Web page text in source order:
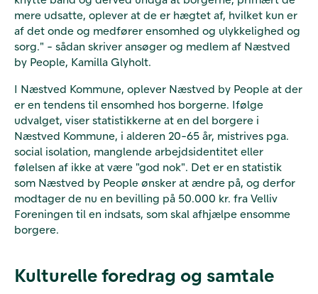
mere udsatte, oplever at de er hægtet af, hvilket kun er
af det onde og medfører ensomhed og ulykkelighed og
sorg." - sådan skriver ansøger og medlem af Næstved
by People, Kamilla Glyholt.
I Næstved Kommune, oplever Næstved by People at der
er en tendens til ensomhed hos borgerne. Ifølge
udvalget, viser statistikkerne at en del borgere i
Næstved Kommune, i alderen 20-65 år, mistrives pga.
social isolation, manglende arbejdsidentitet eller
følelsen af ikke at være "god nok". Det er en statistik
som Næstved by People ønsker at ændre på, og derfor
modtager de nu en bevilling på 50.000 kr. fra Velliv
Foreningen til en indsats, som skal afhjælpe ensomme
borgere.
Kulturelle foredrag og samtale